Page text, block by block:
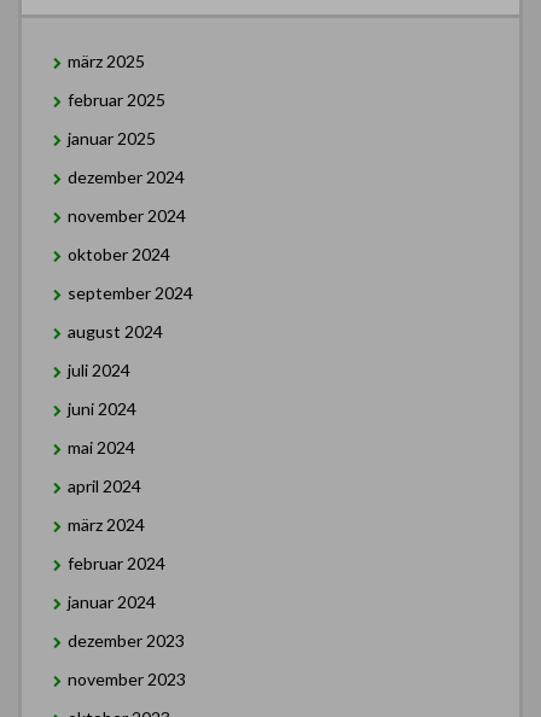
märz 2025
februar 2025
januar 2025
dezember 2024
november 2024
oktober 2024
september 2024
august 2024
juli 2024
juni 2024
mai 2024
april 2024
märz 2024
februar 2024
januar 2024
dezember 2023
november 2023